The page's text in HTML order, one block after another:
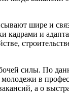
шире и
кадрами и
силы. По
в
а о